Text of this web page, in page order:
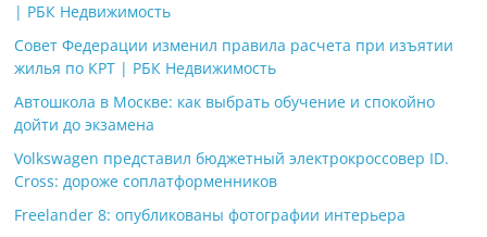
| РБК Недвижимость
Совет Федерации изменил правила расчета при изъятии
жилья по КРТ | РБК Недвижимость
Автошкола в Москве: как выбрать обучение и спокойно
дойти до экзамена
Volkswagen представил бюджетный электрокроссовер ID.
Cross: дороже соплатформенников
Freelander 8: опубликованы фотографии интерьера